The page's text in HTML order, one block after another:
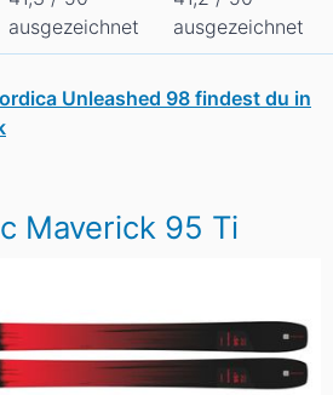
ausgezeichnet
ausgezeichnet
Unleashed 98 findest du in
Maverick 95 Ti